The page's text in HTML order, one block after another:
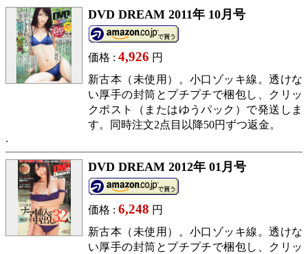
DVD DREAM 2011年 10月号
価格 : 4,926 円
新古本（未使用）。小口ゾッキ線。透けな
い厚手の封筒とプチプチで梱包し、クリッ
クポスト（またはゆうパック）で発送しま
す。同時注文2点目以降50円ずつ返金。
DVD DREAM 2012年 01月号
価格 : 6,248 円
新古本（未使用）。小口ゾッキ線。透けな
い厚手の封筒とプチプチで梱包し、クリッ